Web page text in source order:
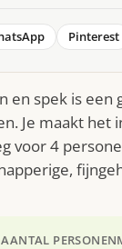
Pinterest
en spek is een
Je maakt het
voor 4
AANTAL PERSONEN